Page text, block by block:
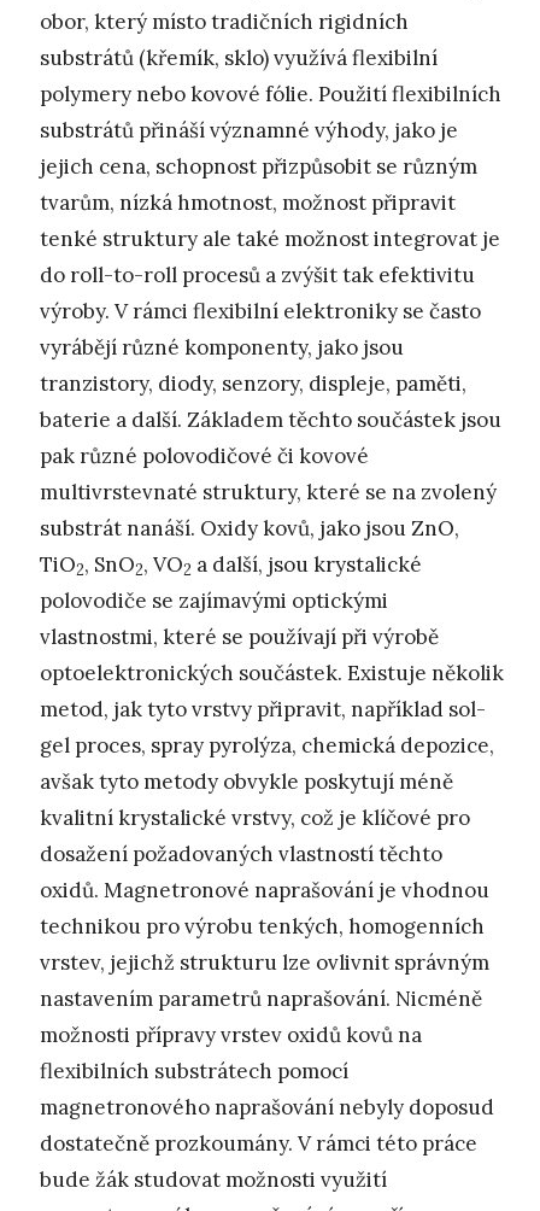
obor, který místo tradičních rigidních
substrátů (křemík, sklo) využívá flexibilní
polymery nebo kovové fólie. Použití flexibilních
substrátů přináší významné výhody, jako je
jejich cena, schopnost přizpůsobit se různým
tvarům, nízká hmotnost, možnost připravit
tenké struktury ale také možnost integrovat je
do roll-to-roll procesů a zvýšit tak efektivitu
výroby. V rámci flexibilní elektroniky se často
vyrábějí různé komponenty, jako jsou
tranzistory, diody, senzory, displeje, paměti,
baterie a další. Základem těchto součástek jsou
pak různé polovodičové či kovové
multivrstevnaté struktury, které se na zvolený
substrát nanáší. Oxidy kovů, jako jsou ZnO,
TiO2, SnO2, VO2 a další, jsou krystalické
polovodiče se zajímavými optickými
vlastnostmi, které se používají při výrobě
optoelektronických součástek. Existuje několik
metod, jak tyto vrstvy připravit, například sol-
gel proces, spray pyrolýza, chemická depozice,
avšak tyto metody obvykle poskytují méně
kvalitní krystalické vrstvy, což je klíčové pro
dosažení požadovaných vlastností těchto
oxidů. Magnetronové naprašování je vhodnou
technikou pro výrobu tenkých, homogenních
vrstev, jejichž strukturu lze ovlivnit správným
nastavením parametrů naprašování. Nicméně
možnosti přípravy vrstev oxidů kovů na
flexibilních substrátech pomocí
magnetronového naprašování nebyly doposud
dostatečně prozkoumány. V rámci této práce
bude žák studovat možnosti využití